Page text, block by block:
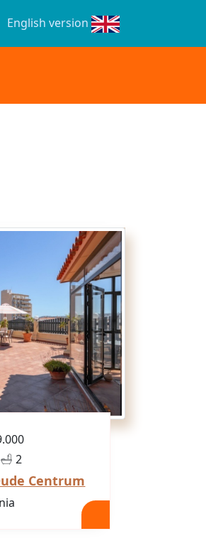
English version
2
Centrum